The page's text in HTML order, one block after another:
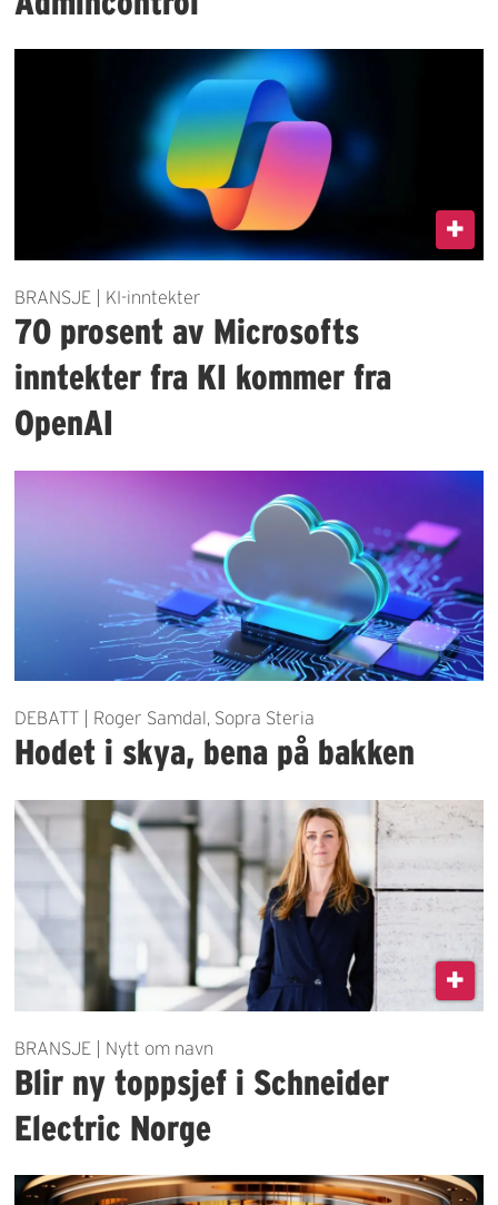
BRANSJE | KI-inntekter
70 prosent av Microsofts
inntekter fra KI kommer fra
OpenAI
DEBATT | Roger Samdal, Sopra Steria
Hodet i skya, bena på bakken
BRANSJE | Nytt om navn
Blir ny toppsjef i Schneider
Electric Norge